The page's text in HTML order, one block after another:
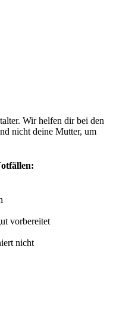
Wir helfen dir bei den
nicht deine Mutter, um
vorbereitet
nicht